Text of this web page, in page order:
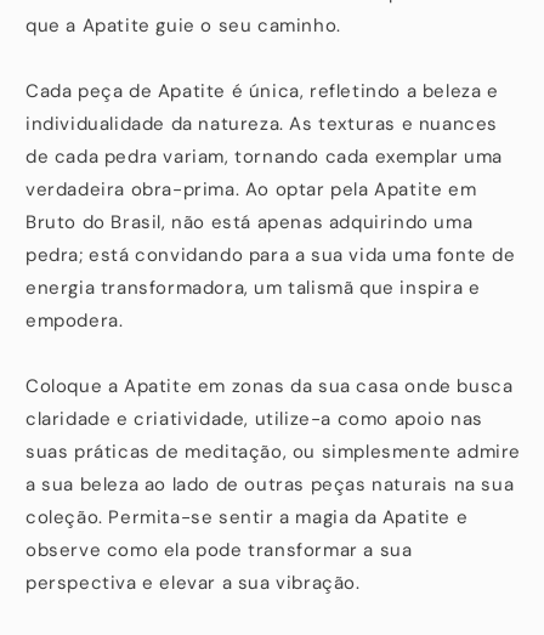
que a Apatite guie o seu caminho.
Cada peça de Apatite é única, refletindo a beleza e
individualidade da natureza. As texturas e nuances
de cada pedra variam, tornando cada exemplar uma
verdadeira obra-prima. Ao optar pela Apatite em
Bruto do Brasil, não está apenas adquirindo uma
pedra; está convidando para a sua vida uma fonte de
energia transformadora, um talismã que inspira e
empodera.
Coloque a Apatite em zonas da sua casa onde busca
claridade e criatividade, utilize-a como apoio nas
suas práticas de meditação, ou simplesmente admire
a sua beleza ao lado de outras peças naturais na sua
coleção. Permita-se sentir a magia da Apatite e
observe como ela pode transformar a sua
perspectiva e elevar a sua vibração.